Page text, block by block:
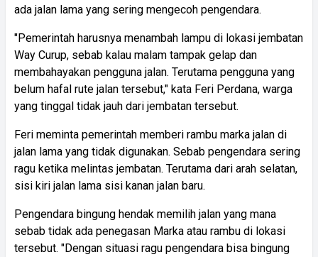
ada jalan lama yang sering mengecoh pengendara.
"Pemerintah harusnya menambah lampu di lokasi jembatan
Way Curup, sebab kalau malam tampak gelap dan
membahayakan pengguna jalan. Terutama pengguna yang
belum hafal rute jalan tersebut," kata Feri Perdana, warga
yang tinggal tidak jauh dari jembatan tersebut.
Feri meminta pemerintah memberi rambu marka jalan di
jalan lama yang tidak digunakan. Sebab pengendara sering
ragu ketika melintas jembatan. Terutama dari arah selatan,
sisi kiri jalan lama sisi kanan jalan baru.
Pengendara bingung hendak memilih jalan yang mana
sebab tidak ada penegasan Marka atau rambu di lokasi
tersebut. "Dengan situasi ragu pengendara bisa bingung